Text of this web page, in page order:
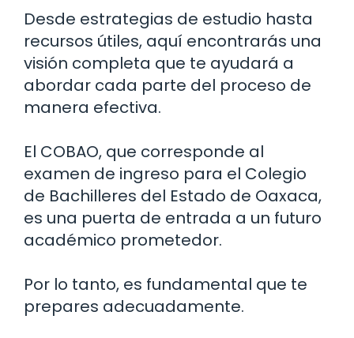
Desde estrategias de estudio hasta
recursos útiles, aquí encontrarás una
visión completa que te ayudará a
abordar cada parte del proceso de
manera efectiva.
El COBAO, que corresponde al
examen de ingreso para el Colegio
de Bachilleres del Estado de Oaxaca,
es una puerta de entrada a un futuro
académico prometedor.
Por lo tanto, es fundamental que te
prepares adecuadamente.